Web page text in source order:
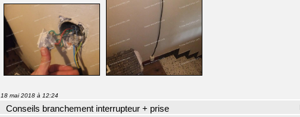
18 mai 2018 à 12:24
Conseils branchement interrupteur + prise